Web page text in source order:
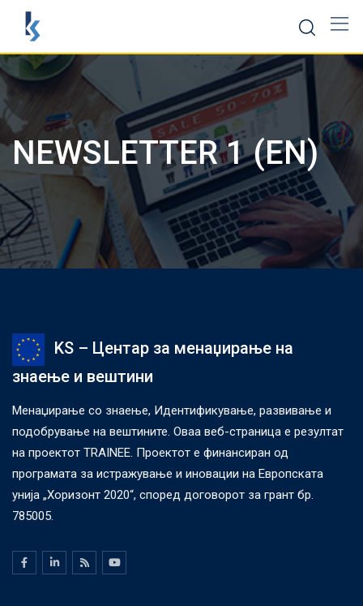
Скокни
содржината
NEWSLETTER 1 (EN)
KS – Центар за менаџирање на
знаење и вештини
Менаџирање со знаење, Идентификување, развивање и
подобрување на вештините. Оваа веб-страница е резултат
на проектот TRAINEE. Проектот е финансиран од
програмата за истражување и иновации на Европската
унија „Хоризонт 2020“, според договорот за грант бр.
785005.